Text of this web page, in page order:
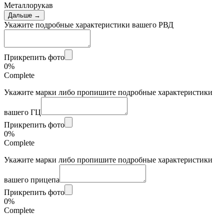
Металлорукав
Дальше →
Укажите подробные характеристики вашего РВД
Прикрепить фото
0%
Complete
Укажите марки либо пропишите подробные характеристики
вашего ГЦ
Прикрепить фото
0%
Complete
Укажите марки либо пропишите подробные характеристики
вашего прицепа
Прикрепить фото
0%
Complete